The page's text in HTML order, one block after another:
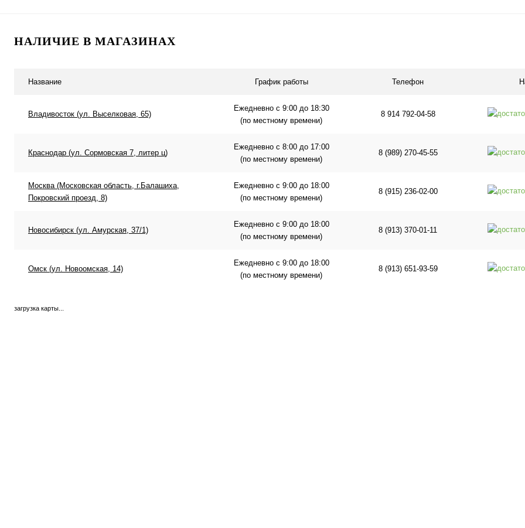
НАЛИЧИЕ В МАГАЗИНАХ
Название График работы Телефон
Владивосток (ул. Выселковая, 65)
Ежедневно с 9:00 до 18:30
(по местному времени)
8 914 792-04-58
Краснодар (ул. Сормовская 7, литер ц)
Ежедневно с 8:00 до 17:00
(по местному времени)
8 (989) 270-45-55
Москва (Московская область, г.Балашиха,
Покровский проезд, 8)
Ежедневно с 9:00 до 18:00
(по местному времени)
8 (915) 236-02-00
Новосибирск (ул. Амурская, 37/1)
Ежедневно с 9:00 до 18:00
(по местному времени)
8 (913) 370-01-11
Омск (ул. Новоомская, 14)
Ежедневно с 9:00 до 18:00
(по местному времени)
8 (913) 651-93-59
загрузка карты...